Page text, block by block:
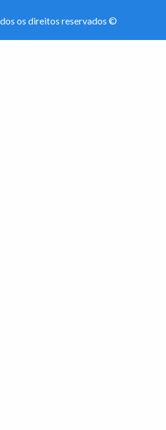
os direitos reservados ©